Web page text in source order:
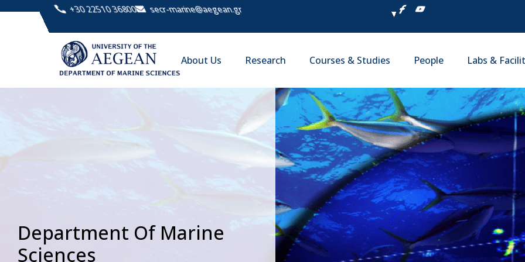
+30 22510 36800 secr-marine@aegean.gr
About Us Research Courses & Studies People Labs &
Department Of Marine
Sciences